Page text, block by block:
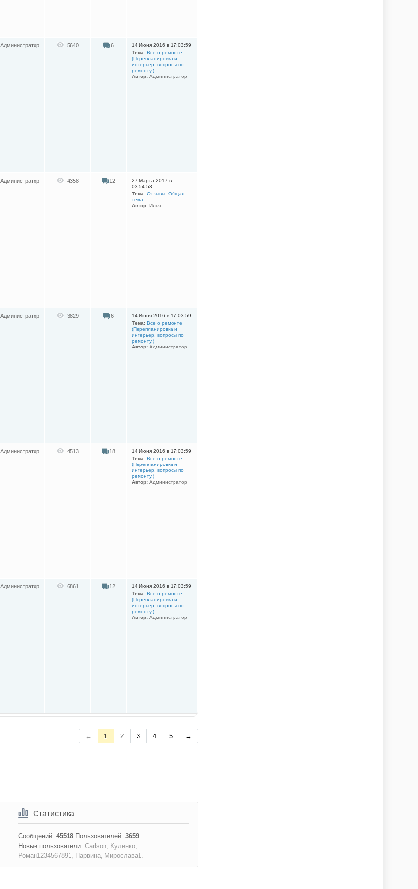
Администратор 5640 6
14 Июня 2016 в 17:03:59
Тема: Все о ремонте
(Перепланировка и
интерьер, вопросы по
ремонту.)
Автор: Администратор
Администратор 4358 12
27 Марта 2017 в
03:54:53
Тема: Отзывы. Общая
тема.
Автор: Илья
Администратор 3829 6
14 Июня 2016 в 17:03:59
Тема: Все о ремонте
(Перепланировка и
интерьер, вопросы по
ремонту.)
Автор: Администратор
Администратор 4513 18
14 Июня 2016 в 17:03:59
Тема: Все о ремонте
(Перепланировка и
интерьер, вопросы по
ремонту.)
Автор: Администратор
Администратор 6861 12
14 Июня 2016 в 17:03:59
Тема: Все о ремонте
(Перепланировка и
интерьер, вопросы по
ремонту.)
Автор: Администратор
← 1 2 3 4 5 →
Статистика
Сообщений: 45518Пользователей: 3659
Новые пользователи: Carlson
Куленко
Роман1234567891
Парвина Мирослава1